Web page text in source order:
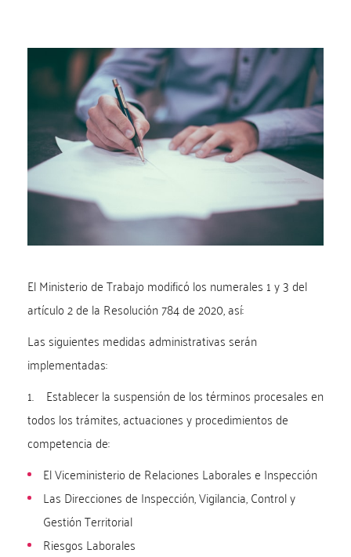
El Ministerio de Trabajo modificó los numerales 1 y 3 del
artículo 2 de la Resolución 784 de 2020, así:
Las siguientes medidas administrativas serán
implementadas:
1. Establecer la suspensión de los términos procesales en
todos los trámites, actuaciones y procedimientos de
competencia de:
El Viceministerio de Relaciones Laborales e Inspección
Las Direcciones de Inspección, Vigilancia, Control y
Gestión Territorial
Riesgos Laborales